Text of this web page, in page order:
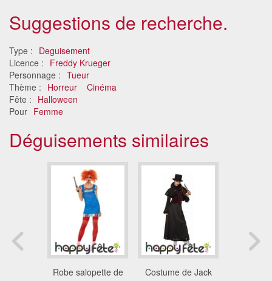
Suggestions de recherche.
Type : Deguisement
Licence : Freddy Krueger
Personnage : Tueur
Thème : Horreur
Cinéma
Fête : Halloween
Pour Femme
Déguisements similaires
Robe salopette de
Costume de Jack